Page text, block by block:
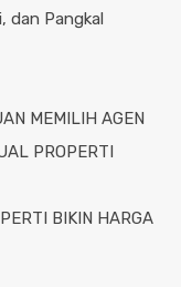
dan Pangkal
MEMILIH AGEN
PROPERTI
BIKIN HARGA